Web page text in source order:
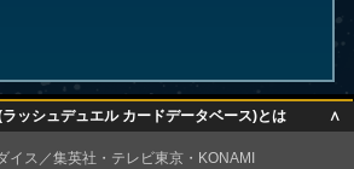
ッシュデュエル カードデータベース)とは ∧
イス／集英社・テレビ東京・KONAMI